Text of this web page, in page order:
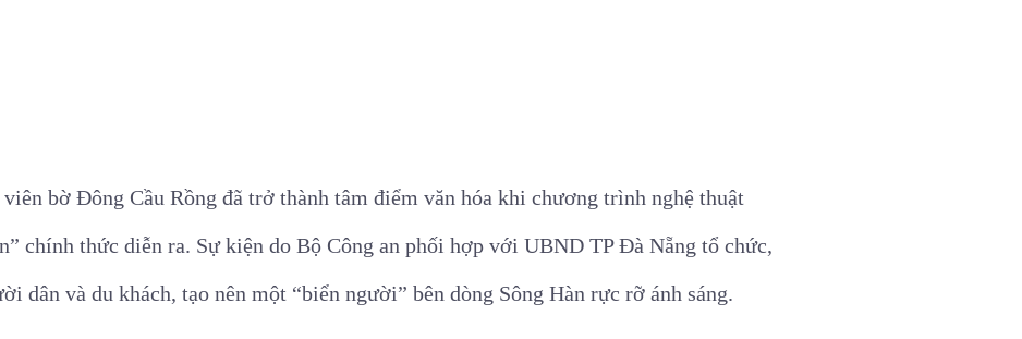
bờ Đông Cầu Rồng đã trở thành tâm điểm văn hóa khi chương trình nghệ thuật
chính thức diễn ra. Sự kiện do Bộ Công an phối hợp với UBND TP Đà Nẵng tổ chức,
dân và du khách, tạo nên một “biển người” bên dòng Sông Hàn rực rỡ ánh sáng.